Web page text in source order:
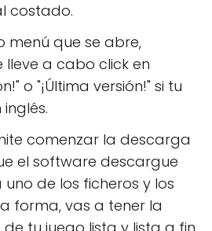
costado.
menú que se abre,
lleve a cabo click en
o "¡Última versión!" si tu
comenzar la descarga
el software descargue
de los ficheros y los
forma, vas a tener la